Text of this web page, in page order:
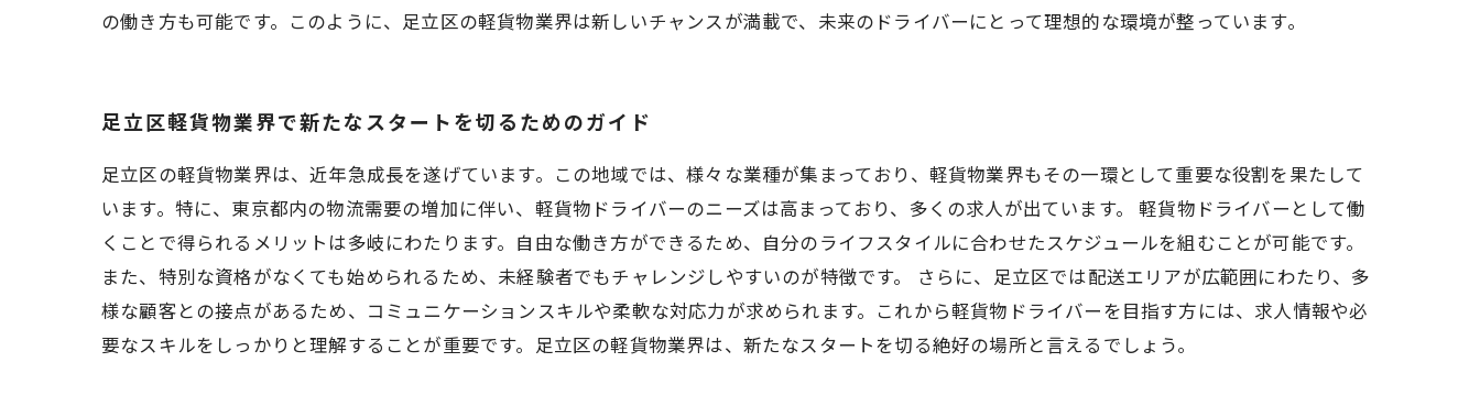
の働き方も可能です。このように、足立区の軽貨物業界は新しいチャンスが満載で、未来のドライバーにとって理想的な環境が整っています。
足立区軽貨物業界で新たなスタートを切るためのガイド
足立区の軽貨物業界は、近年急成長を遂げています。この地域では、様々な業種が集まっており、軽貨物業界もその一環として重要な役割を果たして
います。特に、東京都内の物流需要の増加に伴い、軽貨物ドライバーのニーズは高まっており、多くの求人が出ています。 軽貨物ドライバーとして働
くことで得られるメリットは多岐にわたります。自由な働き方ができるため、自分のライフスタイルに合わせたスケジュールを組むことが可能です。
また、特別な資格がなくても始められるため、未経験者でもチャレンジしやすいのが特徴です。 さらに、足立区では配送エリアが広範囲にわたり、多
様な顧客との接点があるため、コミュニケーションスキルや柔軟な対応力が求められます。これから軽貨物ドライバーを目指す方には、求人情報や必
要なスキルをしっかりと理解することが重要です。足立区の軽貨物業界は、新たなスタートを切る絶好の場所と言えるでしょう。